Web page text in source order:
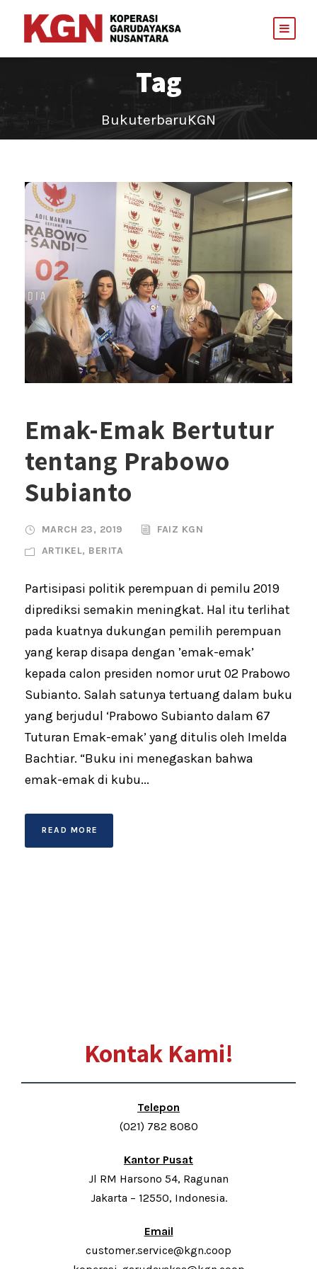
Tag
BukuterbaruKGN
Emak-Emak Bertutur
tentang Prabowo
Subianto
MARCH 23, 2019
FAIZ KGN
ARTIKEL, BERITA
Partisipasi politik perempuan di pemilu 2019
diprediksi semakin meningkat. Hal itu terlihat
pada kuatnya dukungan pemilih perempuan
yang kerap disapa dengan ’emak-emak’
kepada calon presiden nomor urut 02 Prabowo
Subianto. Salah satunya tertuang dalam buku
yang berjudul ‘Prabowo Subianto dalam 67
Tuturan Emak-emak’ yang ditulis oleh Imelda
Bachtiar. “Buku ini menegaskan bahwa
emak-emak di kubu...
READ MORE
Kontak Kami!
Telepon
(021) 782 8080
Kantor Pusat
Jl RM Harsono 54, Ragunan
Jakarta – 12550, Indonesia.
Email
customer.service@kgn.coop